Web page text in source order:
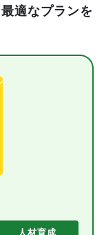
最適なプランを
人材育成